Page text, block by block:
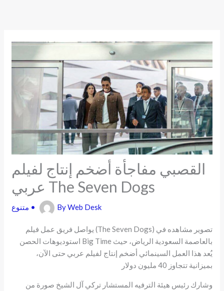
القصبي مفاجأة أضخم إنتاج لفيلم
عربي The Seven Dogs
متنوع • ByWeb Desk
يواصل فريق عمل فيلم (The Seven Dogs) تصوير مشاهده في
استوديوهات الحصن Big Time بالعاصمة السعودية الرياض، حيث
يُعد هذا العمل السينمائي أضخم إنتاج لفيلم عربي حتى الآن،
بميزانية تتجاوز 40 مليون دولار
وشارك رئيس هيئة الترفيه المستشار تركي آل الشيخ صورة من